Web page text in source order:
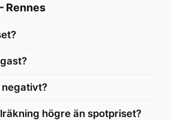
Rennes
negativt?
högre än spotpriset?